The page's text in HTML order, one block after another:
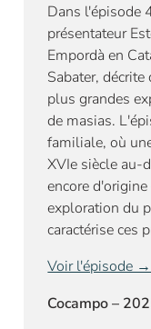
Dans l'épisode
présentateur
Empordà en
Sabater,
plus grandes
de masias.
familiale, où
XVIe siècle au-
encore
exploration du
caractérise ces
Voir l'épisode →
Cocampo –